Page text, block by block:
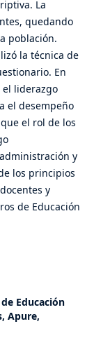
La
quedando
población.
la técnica de
En
el liderazgo
el desempeño
el rol de los
y
los principios
y
de Educación
Educación
Apure,